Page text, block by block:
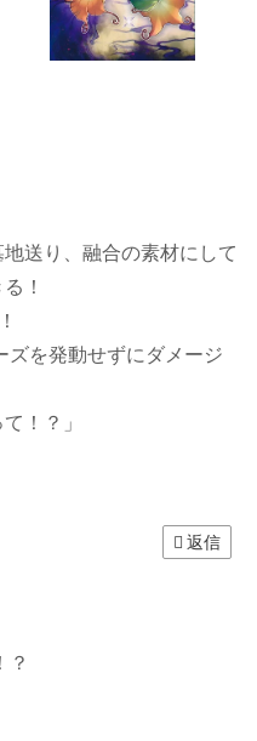
送り、融合の素材にして
！
ズを発動せずにダメージ
！？」
返信
？